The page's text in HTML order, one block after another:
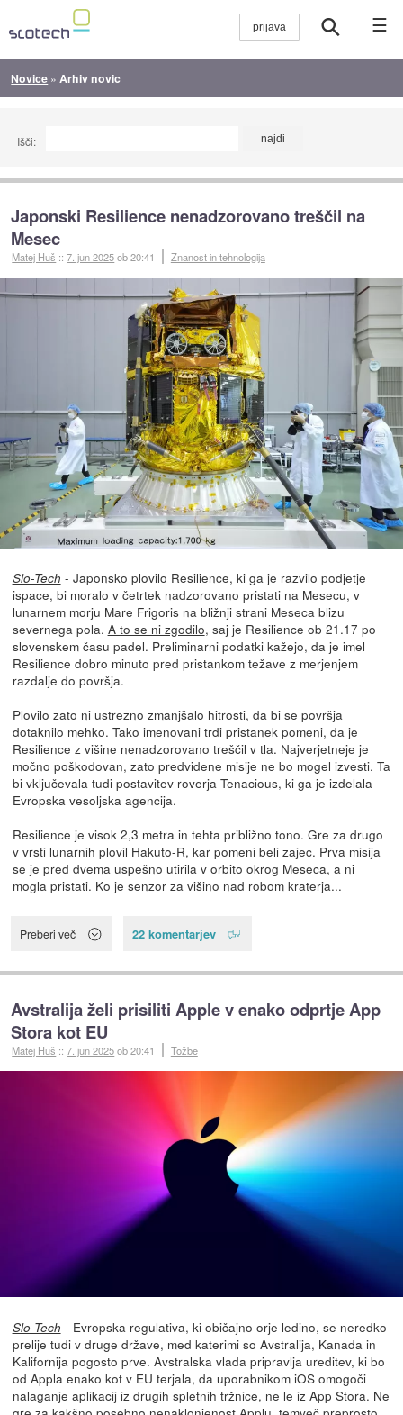
☰
Novice » Arhiv novic
Išči:
Japonski Resilience nenadzorovano treščil na
Mesec
Matej Huš ::7. jun 2025ob 20:41 Znanost in tehnologija
Slo-Tech - Japonsko plovilo Resilience, ki ga je razvilo podjetje
ispace, bi moralo v četrtek nadzorovano pristati na Mesecu, v
lunarnem morju Mare Frigoris na bližnji strani Meseca blizu
severnega pola. A to se ni zgodilo, saj je Resilience ob 21.17 po
slovenskem času padel. Preliminarni podatki kažejo, da je imel
Resilience dobro minuto pred pristankom težave z merjenjem
razdalje do površja.
Plovilo zato ni ustrezno zmanjšalo hitrosti, da bi se površja
dotaknilo mehko. Tako imenovani trdi pristanek pomeni, da je
Resilience z višine nenadzorovano treščil v tla. Najverjetneje je
močno poškodovan, zato predvidene misije ne bo mogel izvesti. Ta
bi vključevala tudi postavitev roverja Tenacious, ki ga je izdelala
Evropska vesoljska agencija.
Resilience je visok 2,3 metra in tehta približno tono. Gre za drugo
v vrsti lunarnih plovil Hakuto-R, kar pomeni beli zajec. Prva misija
se je pred dvema uspešno utirila v orbito okrog Meseca, a ni
mogla pristati. Ko je senzor za višino nad robom kraterja...
Preberi več 22 komentarjev
Avstralija želi prisiliti Apple v enako odprtje App
Stora kot EU
Matej Huš ::7. jun 2025ob 20:41 Tožbe
Slo-Tech - Evropska regulativa, ki običajno orje ledino, se neredko
prelije tudi v druge države, med katerimi so Avstralija, Kanada in
Kalifornija pogosto prve. Avstralska vlada pripravlja ureditev, ki bo
od Appla enako kot v EU terjala, da uporabnikom iOS omogoči
nalaganje aplikacij iz drugih spletnih tržnice, ne le iz App Stora. Ne